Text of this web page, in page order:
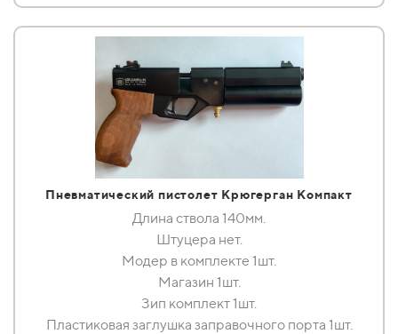
Пневматический пистолет Крюгерган Компакт
Длина ствола 140мм.
Штуцера нет.
Модер в комплекте 1шт.
Магазин 1шт.
Зип комплект 1шт.
Пластиковая заглушка заправочного порта 1шт.